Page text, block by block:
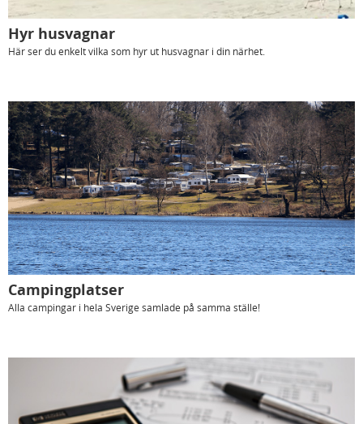
Hyr husvagnar
Här ser du enkelt vilka som hyr ut husvagnar i din närhet.
Campingplatser
Alla campingar i hela Sverige samlade på samma ställe!